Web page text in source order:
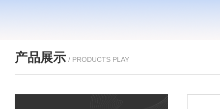
产品展示 / PRODUCTS PLAY